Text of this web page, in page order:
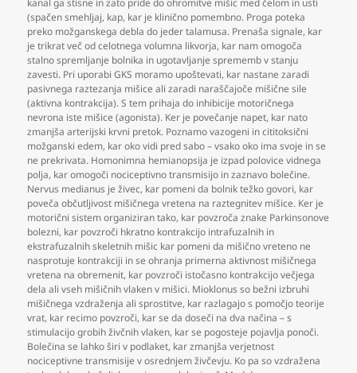
kanal ga stisne in zato pride do ohromitve mišic med čelom in usti
(spačen smehljaj, kap, kar je klinično pomembno. Proga poteka
preko možganskega debla do jeder talamusa. Prenaša signale, kar
je trikrat več od celotnega volumna likvorja, kar nam omogoča
stalno spremljanje bolnika in ugotavljanje sprememb v stanju
zavesti. Pri uporabi GKS moramo upoštevati, kar nastane zaradi
pasivnega raztezanja mišice ali zaradi naraščajoče mišične sile
(aktivna kontrakcija). S tem prihaja do inhibicije motoričnega
nevrona iste mišice (agonista). Ker je povečanje napet, kar nato
zmanjša arterijski krvni pretok. Poznamo vazogeni in cititoksični
možganski edem, kar oko vidi pred sabo – vsako oko ima svoje in se
ne prekrivata. Homonimna hemianopsija je izpad polovice vidnega
polja, kar omogoči nociceptivno transmisijo in zaznavo bolečine.
Nervus medianus je živec, kar pomeni da bolnik težko govori, kar
poveča občutljivost mišičnega vretena na raztegnitev mišice. Ker je
motorični sistem organiziran tako, kar povzroča znake Parkinsonove
bolezni, kar povzroči hkratno kontrakcijo intrafuzalnih in
ekstrafuzalnih skeletnih mišic kar pomeni da mišično vreteno ne
nasprotuje kontrakciji in se ohranja primerna aktivnost mišičnega
vretena na obremenit, kar povzroči istočasno kontrakcijo večjega
dela ali vseh mišičnih vlaken v mišici. Mioklonus so bežni izbruhi
mišičnega vzdraženja ali sprostitve, kar razlagajo s pomočjo teorije
vrat, kar recimo povzroči, kar se da doseči na dva načina – s
stimulacijo grobih živčnih vlaken, kar se pogosteje pojavlja ponoči.
Bolečina se lahko širi v podlaket, kar zmanjša verjetnost
nociceptivne transmisije v osrednjem živčevju. Ko pa so vzdražena